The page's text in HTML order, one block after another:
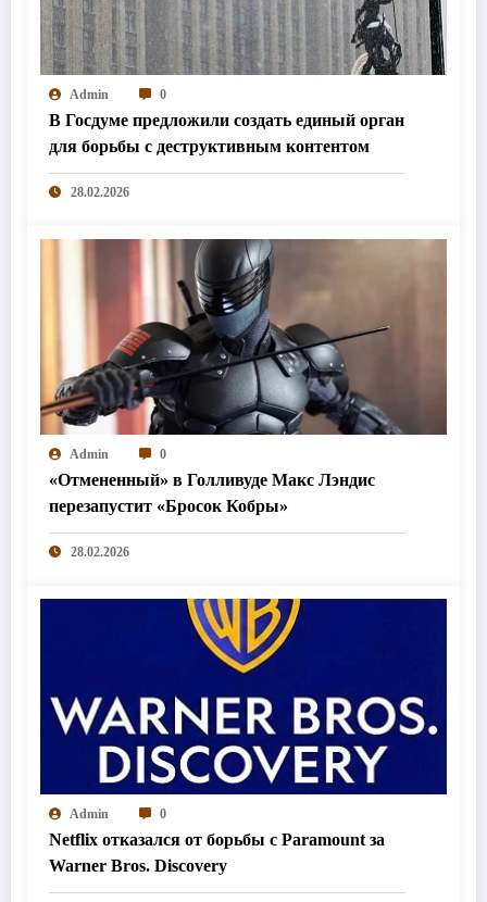
Admin 0
В Госдуме предложили создать единый орган
для борьбы с деструктивным контентом
28.02.2026
Admin 0
«Отмененный» в Голливуде Макс Лэндис
перезапустит «Бросок Кобры»
28.02.2026
Admin 0
Netflix отказался от борьбы с Paramount за
Warner Bros. Discovery